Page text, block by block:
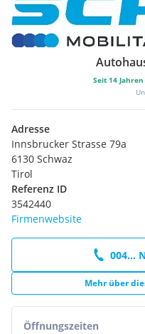
Seit 14
Adresse
Innsbrucker Strasse 79a
6130 Schwaz
Tirol
Referenz ID
3542440
Firmenwebsite
004...
Mehr über
Öffnungszeiten